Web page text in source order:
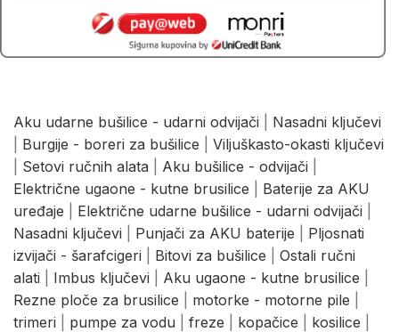
Aku udarne bušilice - udarni odvijači
Nasadni ključevi
Burgije - boreri za bušilice
Viljuškasto-okasti ključevi
Setovi ručnih alata Aku bušilice - odvijači
Električne ugaone - kutne brusilice
Baterije za AKU
uređaje
Električne udarne bušilice - udarni odvijači
Nasadni ključevi
Punjači za AKU baterije
Pljosnati
izvijači - šarafcigeri
Bitovi za bušilice
Ostali ručni
alati
Imbus ključevi Aku ugaone - kutne brusilice
Rezne ploče za brusilice
motorke - motorne pile
trimeri
pumpe za vodu freze kopačice kosilice